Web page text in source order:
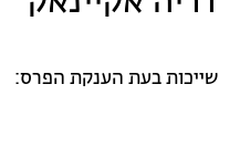
שייכות בעת הענקת הפרס: